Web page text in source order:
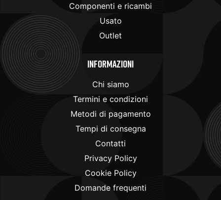
Componenti e ricambi
Usato
Outlet
Informazioni
Chi siamo
Termini e condizioni
Metodi di pagamento
Tempi di consegna
Contatti
Privacy Policy
Cookie Policy
Domande frequenti